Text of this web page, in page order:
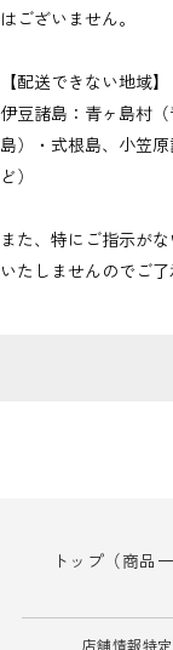
はございません。
【配送できない地域】
伊豆諸島：青ヶ島村
島）・式根島、小笠
ど）
また、特にご指示が
いたしませんのでご了
トップ（商品一
店舗情報特